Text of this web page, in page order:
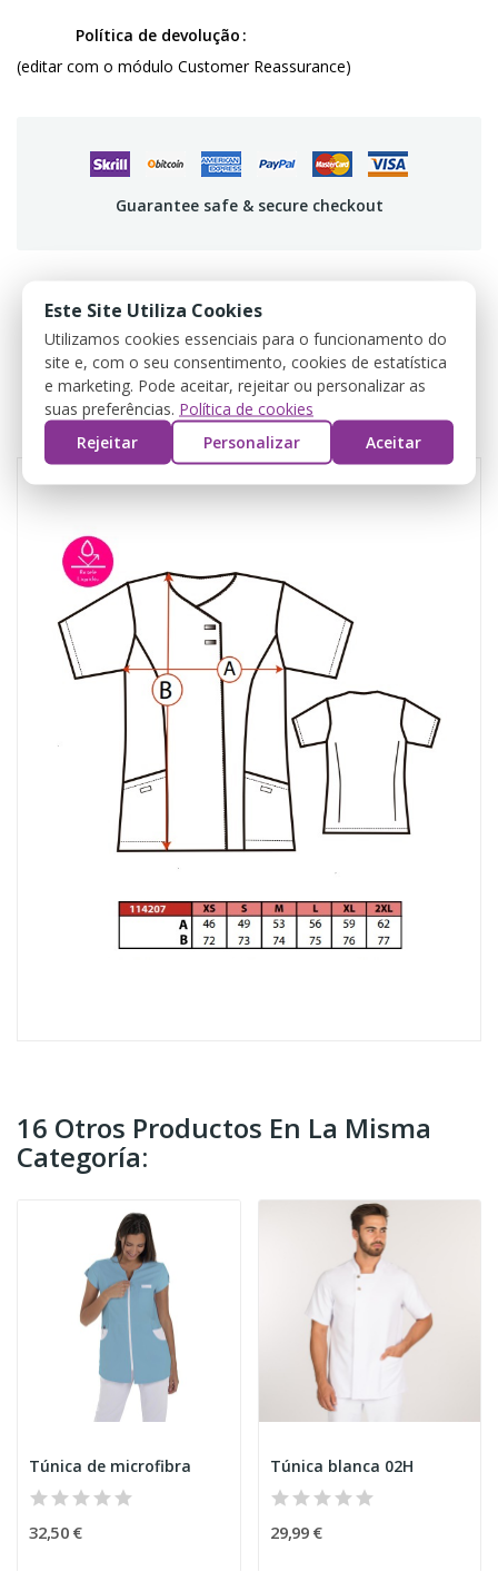
Política de devolução
(editar com o módulo Customer Reassurance)
Guarantee safe & secure checkout
DESCRIPCIÓN
DETALLES DEL PRODUCTO
REVIEWS
16 Otros Productos En La Misma
Categoría:
Túnica de microfibra
32,50 €
Túnica blanca 02H
29,99 €
Este Site Utiliza Cookies
Utilizamos cookies essenciais para o funcionamento do
site e, com o seu consentimento, cookies de estatística
e marketing. Pode aceitar, rejeitar ou personalizar as
suas preferências. Política de cookies
Rejeitar
Personalizar Aceitar